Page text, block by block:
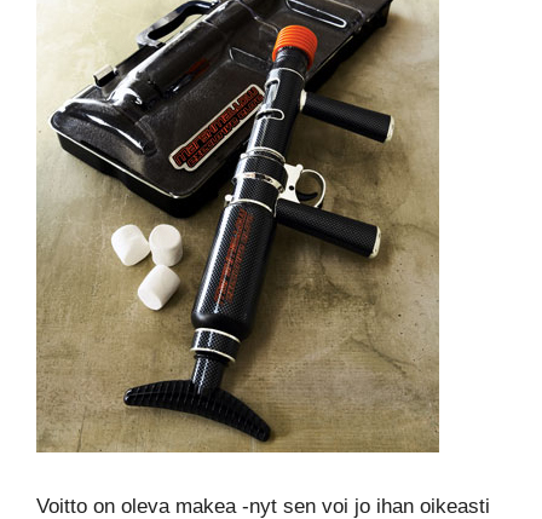
Voitto on oleva makea -nyt sen voi jo ihan oikeasti